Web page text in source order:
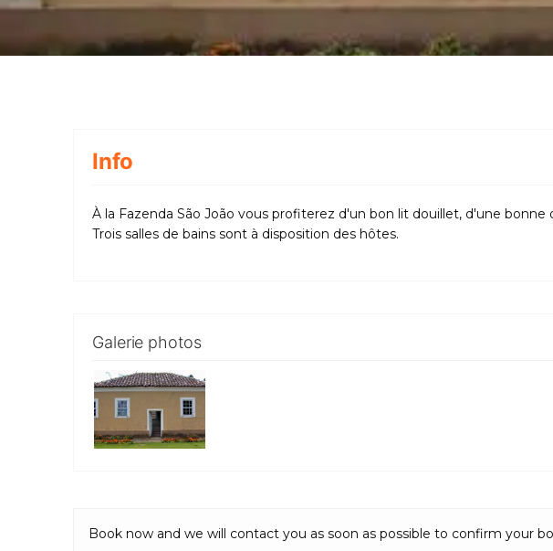
Info
À la Fazenda São João vous profiterez d'un bon lit douillet, d'une
Trois salles de bains sont à disposition des hôtes.
Galerie photos
Book now and we will contact you as soon as possible to confirm your